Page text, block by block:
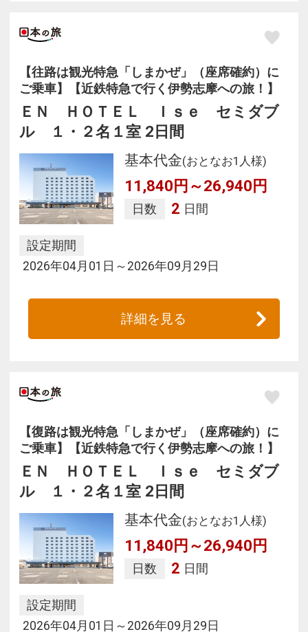
【往路は観光特急「しまかぜ」（座席確約）に
ご乗車】【近鉄特急で行く伊勢志摩への旅！】
ＥＮ ＨＯＴＥＬ Ｉｓｅ セミダブ
ル １・２名１室 2日間
基本代金(おとなお1人様)
11,840円～26,940円
日数 2 日間
設定期間
2026年04月01日～2026年09月29日
詳細を見る
【復路は観光特急「しまかぜ」（座席確約）に
ご乗車】【近鉄特急で行く伊勢志摩への旅！】
ＥＮ ＨＯＴＥＬ Ｉｓｅ セミダブ
ル １・２名１室 2日間
基本代金(おとなお1人様)
11,840円～26,940円
日数 2 日間
設定期間
2026年04月01日～2026年09月29日